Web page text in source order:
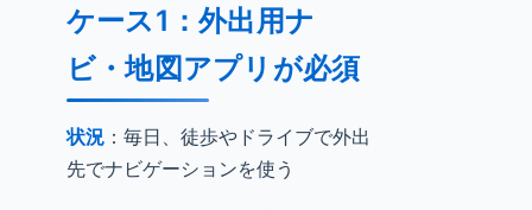
ケース1：外出用ナ
ビ・地図アプリが必須
状況 ：毎日、徒歩やドライブで外出
先でナビゲーションを使う